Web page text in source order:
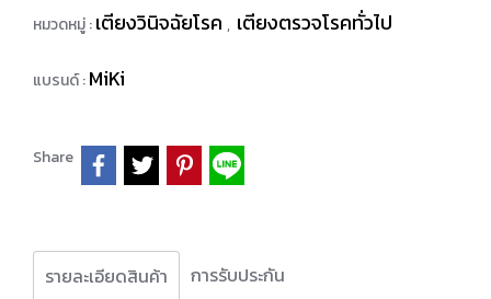
หมวดหมู่ :เตียงวินิจฉัยโรค , เตียงตรวจโรคทั่วไป
แบรนด์ :MiKi
Share
รายละเอียดสินค้า การรับประกัน